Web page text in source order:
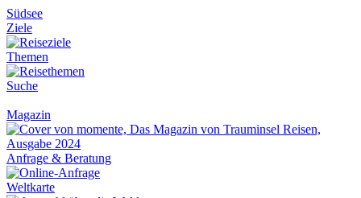
Südsee
Ziele
Themen
Suche
Magazin
Anfrage & Beratung
Weltkarte